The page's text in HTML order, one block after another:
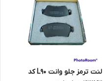
لنت ترمز جلو وانت L90 کد